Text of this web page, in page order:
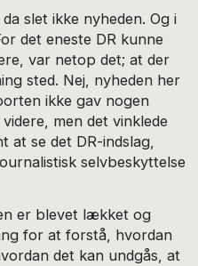
slet ikke nyheden. Og i
det eneste DR kunne
var netop det; at der
sted. Nej, nyheden her
ikke gav nogen
men det vinklede
at se det DR-indslag,
selvbeskyttelse
er blevet lækket og
for at forstå, hvordan
det kan undgås, at